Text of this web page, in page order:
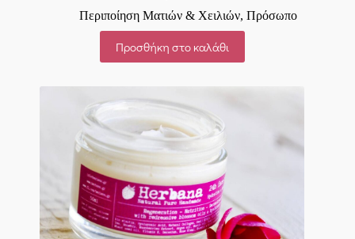
Περιποίηση Ματιών & Χειλιών, Πρόσωπο
Προσθήκη στο καλάθι